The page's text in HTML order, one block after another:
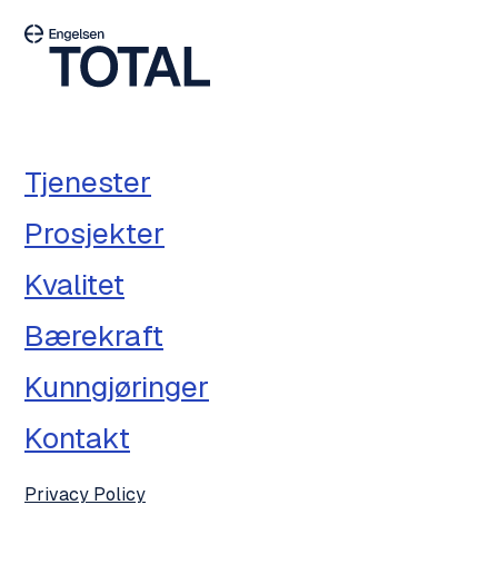
Tjenester
Prosjekter
Kvalitet
Bærekraft
Kunngjøringer
Kontakt
Privacy Policy